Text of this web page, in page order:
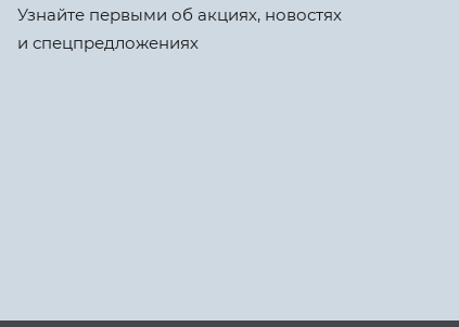
Узнайте первыми об акциях, новостях
и спецпредложениях